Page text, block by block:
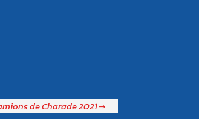
de Charade 2021→